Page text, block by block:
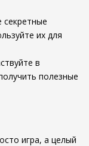
секретные
их для
в
полезные
игра, а целый